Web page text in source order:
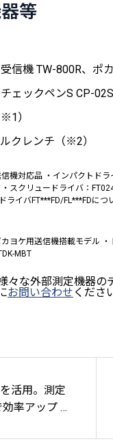
等
信機 TW-800R、ポ
ェックペンS CP-
）
クレンチ（※2）
機対応品 ・インパクトド
スクリュードライバ：
ライバFT***FD/FL***FDに
ケ用送信機搭載モデル ・
MBT
々な外部測定機器
お問い合わせ くださ
活用。測定
率アップ -